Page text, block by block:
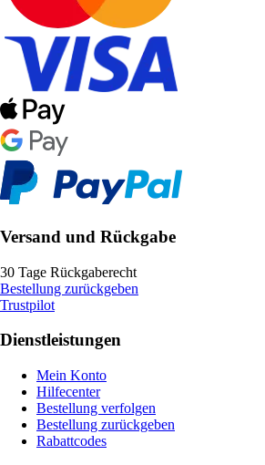
Versand und Rückgabe
30 Tage Rückgaberecht
Bestellung zurückgeben
Trustpilot
Dienstleistungen
Mein Konto
Hilfecenter
Bestellung verfolgen
Bestellung zurückgeben
Rabattcodes